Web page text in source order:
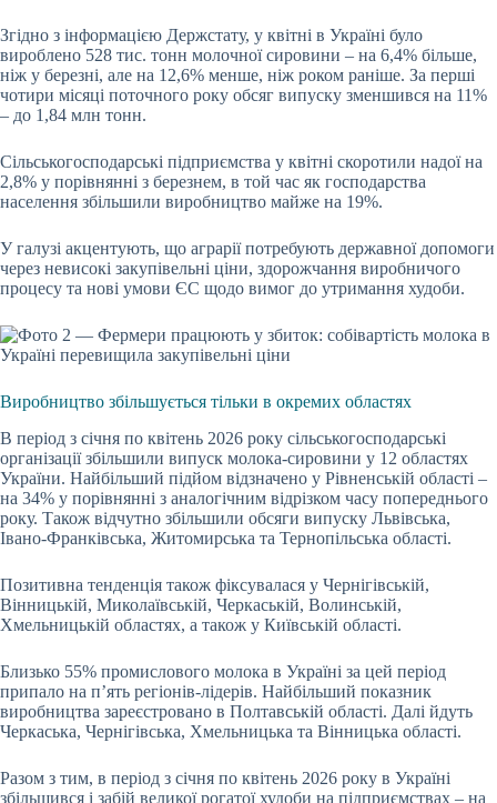
Згідно з інформацією Держстату, у квітні в Україні було
вироблено 528 тис. тонн молочної сировини – на 6,4% більше,
ніж у березні, але на 12,6% менше, ніж роком раніше. За перші
чотири місяці поточного року обсяг випуску зменшився на 11%
– до 1,84 млн тонн.
Сільськогосподарські підприємства у квітні скоротили надої на
2,8% у порівнянні з березнем, в той час як господарства
населення збільшили виробництво майже на 19%.
У галузі акцентують, що аграрії потребують державної допомоги
через невисокі закупівельні ціни, здорожчання виробничого
процесу та нові умови ЄС щодо вимог до утримання худоби.
Виробництво збільшується тільки в окремих областях
В період з січня по квітень 2026 року сільськогосподарські
організації збільшили випуск молока-сировини у 12 областях
України. Найбільший підйом відзначено у Рівненській області –
на 34% у порівнянні з аналогічним відрізком часу попереднього
року. Також відчутно збільшили обсяги випуску Львівська,
Івано-Франківська, Житомирська та Тернопільська області.
Позитивна тенденція також фіксувалася у Чернігівській,
Вінницькій, Миколаївській, Черкаській, Волинській,
Хмельницькій областях, а також у Київській області.
Близько 55% промислового молока в Україні за цей період
припало на п’ять регіонів-лідерів. Найбільший показник
виробництва зареєстровано в Полтавській області. Далі йдуть
Черкаська, Чернігівська, Хмельницька та Вінницька області.
Разом з тим, в період з січня по квітень 2026 року в Україні
збільшився і забій великої рогатої худоби на підприємствах – на